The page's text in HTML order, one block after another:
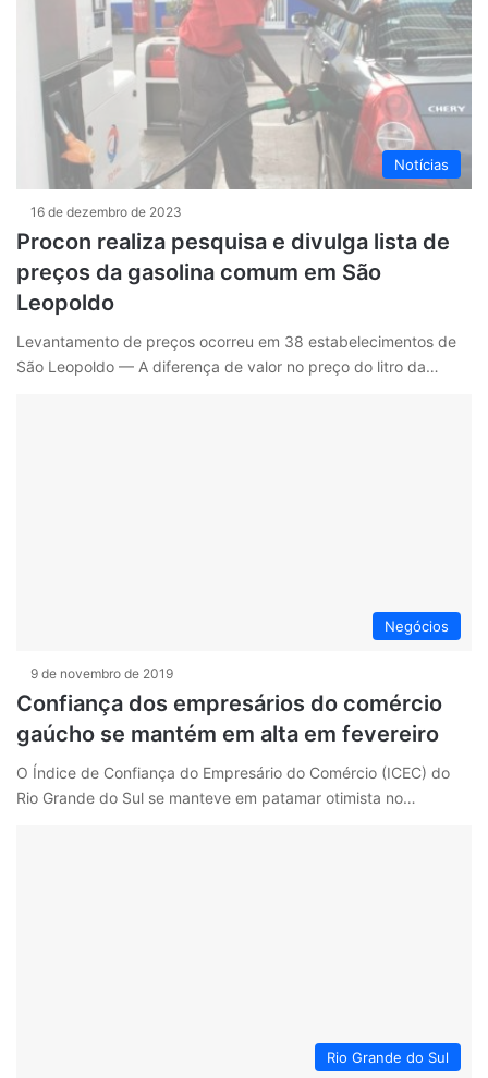
Notícias
16 de dezembro de 2023
Procon realiza pesquisa e divulga lista de
preços da gasolina comum em São
Leopoldo
Levantamento de preços ocorreu em 38 estabelecimentos de
São Leopoldo — A diferença de valor no preço do litro da…
Negócios
9 de novembro de 2019
Confiança dos empresários do comércio
gaúcho se mantém em alta em fevereiro
O Índice de Confiança do Empresário do Comércio (ICEC) do
Rio Grande do Sul se manteve em patamar otimista no…
Rio Grande do Sul